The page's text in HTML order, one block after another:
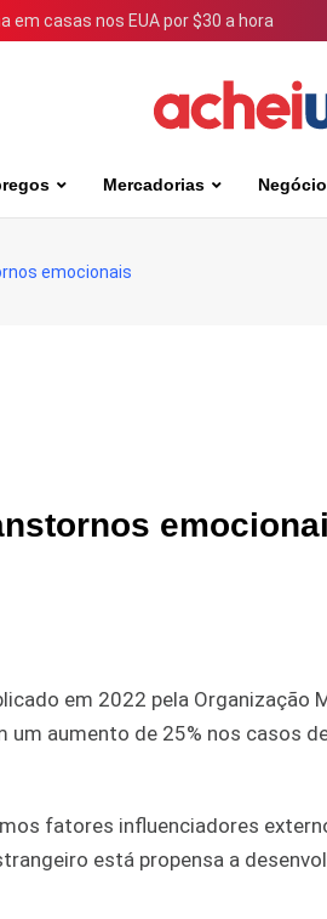
casas nos EUA por $30 a hora
Mercadorias
emocionais
em 2022 pela Organização
aumento de 25% nos casos
fatores influenciadores
está propensa a